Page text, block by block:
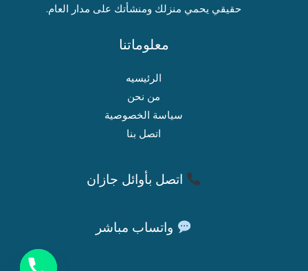
حقيقي يحمي منزلك ومنشأتك على مدار العام.
معلوماتنا
الرئيسيه
من نحن
سياسة الخصوصية
اتصل بنا
اتصل بأوائل جازان
واتساب مباشر